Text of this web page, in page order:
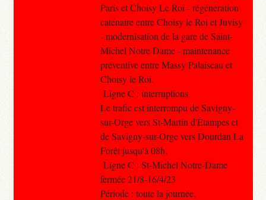
Paris et Choisy Le Roi - régénération
caténaire entre Choisy le Roi et Juvisy
- modernisation de la gare de Saint-
Michel Notre Dame - maintenance
préventive entre Massy Palaiseau et
Choisy le Roi.
Ligne C : interruptions
Le trafic est interrompu de Savigny-
sur-Orge vers St-Martin d'Étampes et
de Savigny-sur-Orge vers Dourdan La
Forêt jusqu'à 08h.
Ligne C : St-Michel Notre-Dame
fermée 21/8-16/4/23
Période : toute la journée.